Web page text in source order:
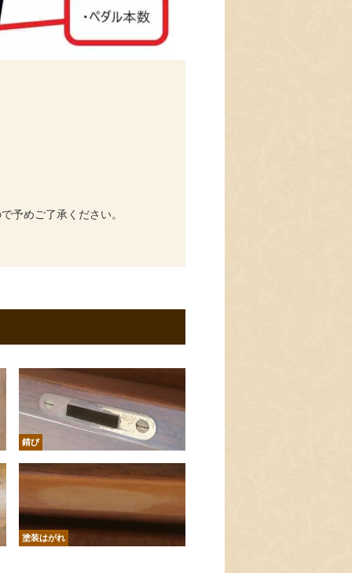
予めご了承ください。
錆び
塗装はがれ